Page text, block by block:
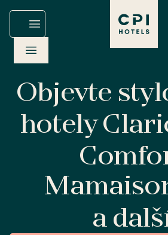
Objevte
hotely
a